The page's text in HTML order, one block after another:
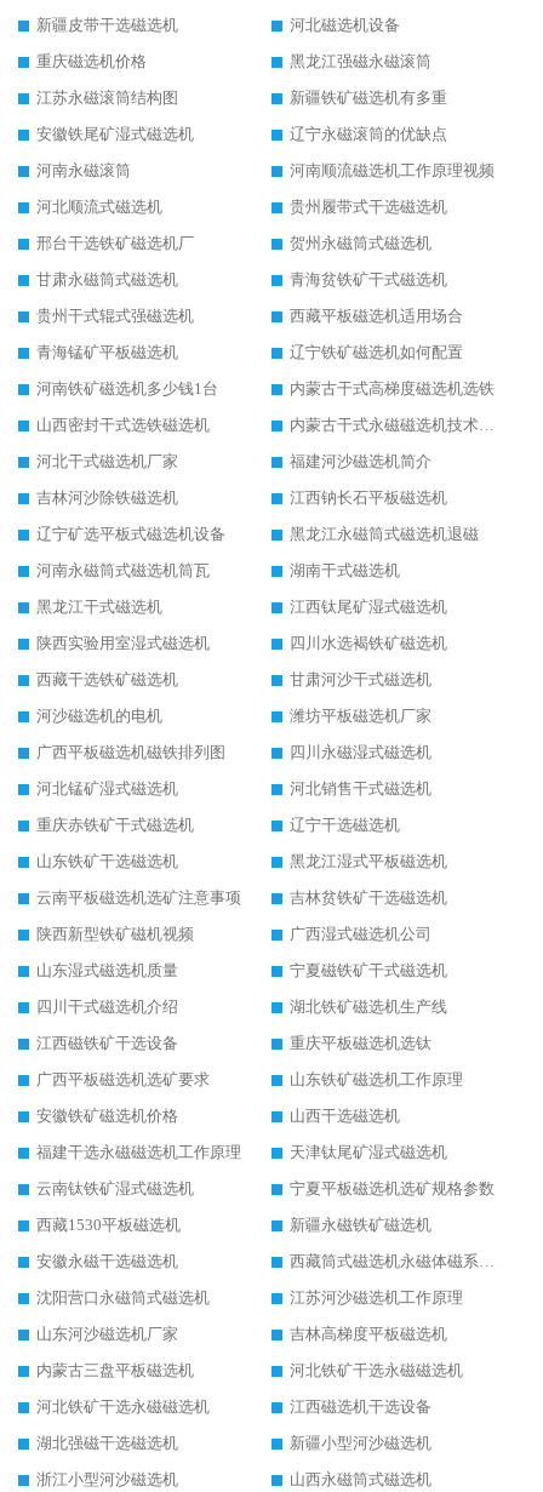
新疆皮带干选磁选机
河北磁选机设备
重庆磁选机价格
黑龙江强磁永磁滚筒
江苏永磁滚筒结构图
新疆铁矿磁选机有多重
安徽铁尾矿湿式磁选机
辽宁永磁滚筒的优缺点
河南永磁滚筒
河南顺流磁选机工作原理视频
河北顺流式磁选机
贵州履带式干选磁选机
邢台干选铁矿磁选机厂
贺州永磁筒式磁选机
甘肃永磁筒式磁选机
青海贫铁矿干式磁选机
贵州干式辊式强磁选机
西藏平板磁选机适用场合
青海锰矿平板磁选机
辽宁铁矿磁选机如何配置
河南铁矿磁选机多少钱1台
内蒙古干式高梯度磁选机选铁
山西密封干式选铁磁选机
内蒙古干式永磁磁选机技术要求
河北干式磁选机厂家
福建河沙磁选机简介
吉林河沙除铁磁选机
江西钠长石平板磁选机
辽宁矿选平板式磁选机设备
黑龙江永磁筒式磁选机退磁
河南永磁筒式磁选机筒瓦
湖南干式磁选机
黑龙江干式磁选机
江西钛尾矿湿式磁选机
陕西实验用室湿式磁选机
四川水选褐铁矿磁选机
西藏干选铁矿磁选机
甘肃河沙干式磁选机
河沙磁选机的电机
潍坊平板磁选机厂家
广西平板磁选机磁铁排列图
四川永磁湿式磁选机
河北锰矿湿式磁选机
河北销售干式磁选机
重庆赤铁矿干式磁选机
辽宁干选磁选机
山东铁矿干选磁选机
黑龙江湿式平板磁选机
云南平板磁选机选矿注意事项
吉林贫铁矿干选磁选机
陕西新型铁矿磁机视频
广西湿式磁选机公司
山东湿式磁选机质量
宁夏磁铁矿干式磁选机
四川干式磁选机介绍
湖北铁矿磁选机生产线
江西磁铁矿干选设备
重庆平板磁选机选钛
广西平板磁选机选矿要求
山东铁矿磁选机工作原理
安徽铁矿磁选机价格
山西干选磁选机
福建干选永磁磁选机工作原理
天津钛尾矿湿式磁选机
云南钛铁矿湿式磁选机
宁夏平板磁选机选矿规格参数
西藏1530平板磁选机
新疆永磁铁矿磁选机
安徽永磁干选磁选机
西藏筒式磁选机永磁体磁系设计
沈阳营口永磁筒式磁选机
江苏河沙磁选机工作原理
山东河沙磁选机厂家
吉林高梯度平板磁选机
内蒙古三盘平板磁选机
河北铁矿干选永磁磁选机
河北铁矿干选永磁磁选机
江西磁选机干选设备
湖北强磁干选磁选机
新疆小型河沙磁选机
浙江小型河沙磁选机
山西永磁筒式磁选机